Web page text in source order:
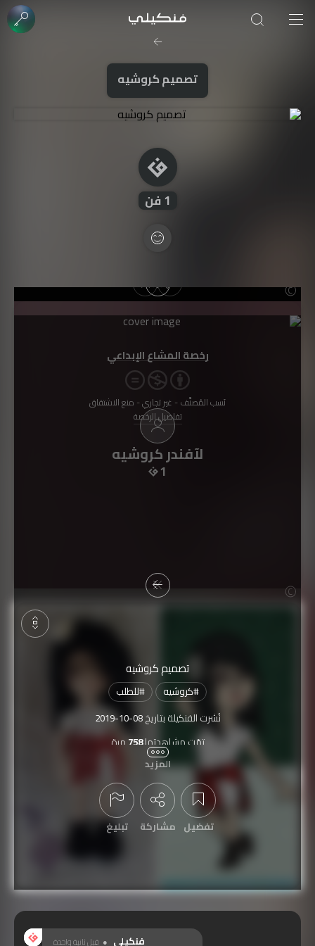
تصميم كروشيه
1فن
لآفندر كروشيه
1
تصميم كروشيه
#كروشيه #للطلب
نُشرت الفنكيلة بتاريخ2019-10-08
تمّت مشاهدتها758 مرة
المزيد
تفضيل مشاركة تبليغ
رخصة المشاع الإبداعي
نَسب المُصنَّف - غير تجاري - منع الاشتقاق
تفاصيل الرخصة
صورة الغلاف من فن
SOUFIANE Abid
فنكيلي قبل ثانية واحدة